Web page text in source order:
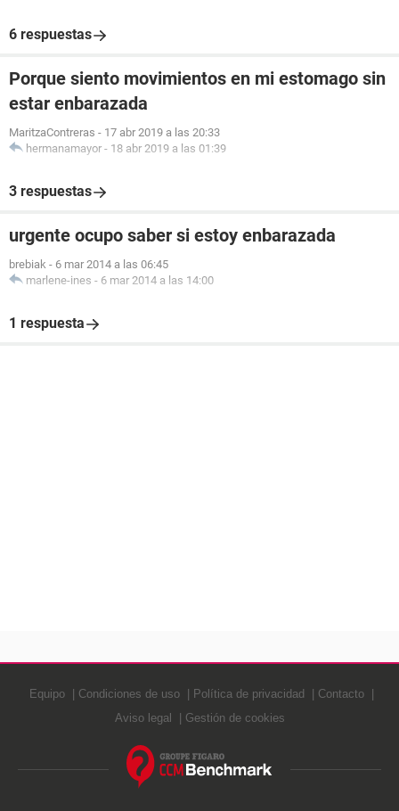
6 respuestas
Porque siento movimientos en mi estomago sin
estar enbarazada
MaritzaContreras - 17 abr 2019 a las 20:33
hermanamayor - 18 abr 2019 a las 01:39
3 respuestas
urgente ocupo saber si estoy enbarazada
brebiak - 6 mar 2014 a las 06:45
marlene-ines - 6 mar 2014 a las 14:00
1 respuesta
Equipo Condiciones de uso Política de privacidad
Contacto
Aviso legal
Gestión de cookies